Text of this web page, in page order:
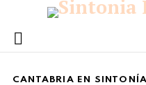
Menu
CANTABRIA EN SINTONÍA